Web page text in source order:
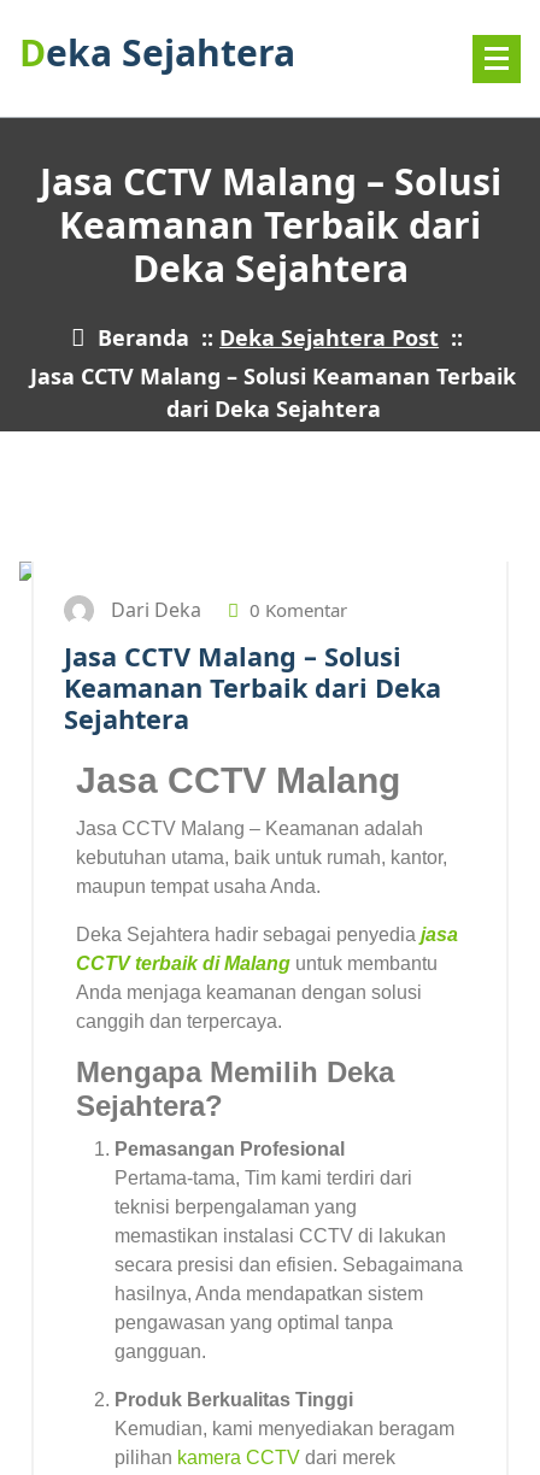
Deka Sejahtera
Jasa CCTV Malang – Solusi
Keamanan Terbaik dari
Deka Sejahtera
Beranda :: Deka Sejahtera Post ::
Jasa CCTV Malang – Solusi Keamanan Terbaik
dari Deka Sejahtera
Dari Deka 0 Komentar
Jasa CCTV Malang – Solusi
Keamanan Terbaik dari Deka
Sejahtera
Jasa CCTV Malang
Jasa CCTV Malang – Keamanan adalah
kebutuhan utama, baik untuk rumah, kantor,
maupun tempat usaha Anda.
Deka Sejahtera hadir sebagai penyedia jasa
CCTV terbaik di Malang untuk membantu
Anda menjaga keamanan dengan solusi
canggih dan terpercaya.
Mengapa Memilih Deka
Sejahtera?
Pemasangan Profesional
Pertama-tama, Tim kami terdiri dari
teknisi berpengalaman yang
memastikan instalasi CCTV di lakukan
secara presisi dan efisien. Sebagaimana
hasilnya, Anda mendapatkan sistem
pengawasan yang optimal tanpa
gangguan.
Produk Berkualitas Tinggi
Kemudian, kami menyediakan beragam
pilihan kamera CCTV dari merek